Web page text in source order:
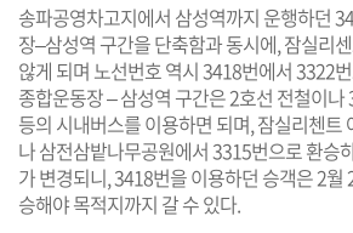
송파공영차고지에서 삼성역까지 운행하던
장–삼성역 구간을 단축함과 동시에, 잠실리
않게 되며 노선번호 역시 3418번에서 3322
종합운동장 – 삼성역 구간은 2호선 전철이나
등의 시내버스를 이용하면 되며, 잠실리첸트
나 삼전삼밭나무공원에서 3315번으로 환승
가 변경되니, 3418번을 이용하던 승객은 2월
승해야 목적지까지 갈 수 있다.